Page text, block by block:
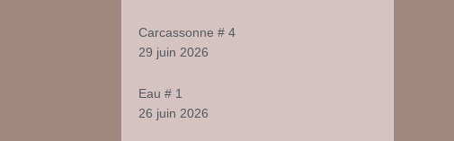
Carcassonne # 4
29 juin 2026
Eau # 1
26 juin 2026